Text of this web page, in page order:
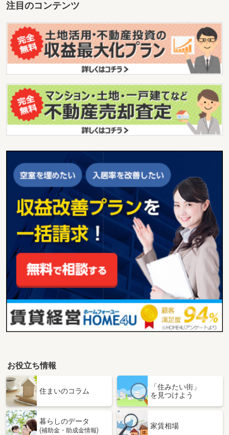
注目のコンテンツ
お役立ち情報
住まいのコラム
「住みたい街」
を見つけよう
暮らしのデータ
(補助金・助成金情報)
家賃相場